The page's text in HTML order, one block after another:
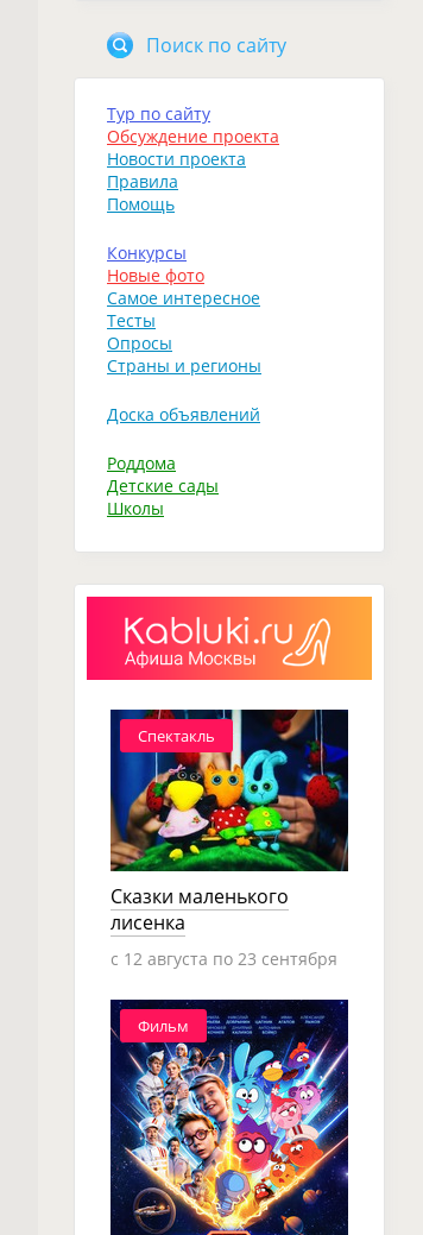
Поиск по сайту
Тур по сайту
Обсуждение проекта
Новости проекта
Правила
Помощь
Конкурсы
Новые фото
Самое интересное
Тесты
Опросы
Страны и регионы
Доска объявлений
Роддома
Детские сады
Школы
Спектакль
Сказки маленького
лисенка
c 12 августа по 23 сентября
Фильм